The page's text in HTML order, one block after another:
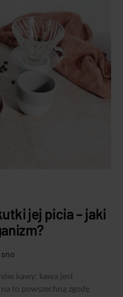
jej picia – jaki
kawy: kawa jest
to powszechną zgodę